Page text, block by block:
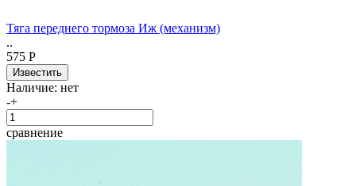
Тяга переднего тормоза Иж (механизм)
..
575 Р
Наличие: нет
-+
сравнение